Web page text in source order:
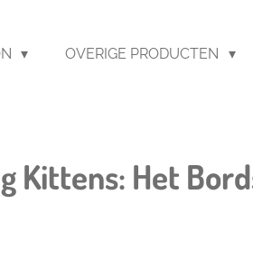
OVERIGE PRODUCTEN
Kittens: Het